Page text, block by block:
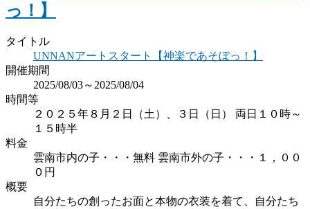
っ！】
タイトル
UNNANアートスタート【神楽であそぼっ！】
開催期間
2025/08/03～2025/08/04
時間等
２０２５年８月２日（土）、３日（日） 両日１０時～
１５時半
料金
雲南市内の子・・・無料 雲南市外の子・・・１，００
０円
概要
自分たちの創ったお面と本物の衣装を着て、自分たち